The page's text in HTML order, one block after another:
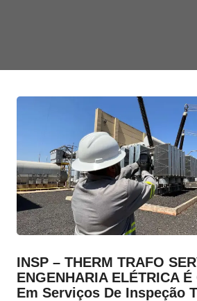
INSP – THERM TRAFO
ENGENHARIA ELÉTRICA
Em Serviços De Inspeção